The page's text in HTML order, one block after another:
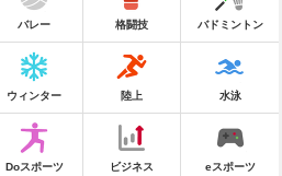
バレー 格闘技 バドミントン
ウィンター 陸上 水泳
Doスポーツ ビジネス eスポーツ